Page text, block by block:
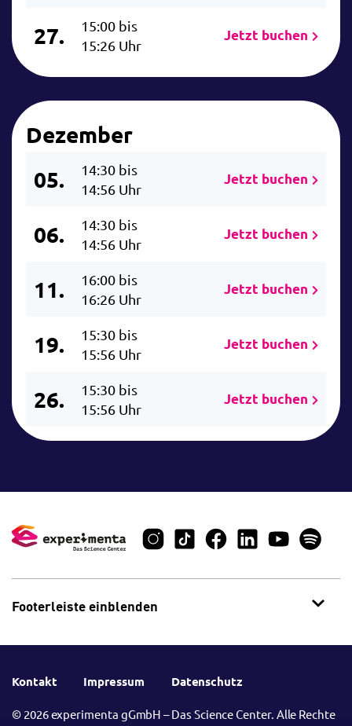
27.
15:00 bis
15:26 Uhr
Jetzt buchen
Dezember
05.
14:30 bis
14:56 Uhr
Jetzt buchen
06.
14:30 bis
14:56 Uhr
Jetzt buchen
11.
16:00 bis
16:26 Uhr
Jetzt buchen
19.
15:30 bis
15:56 Uhr
Jetzt buchen
26.
15:30 bis
15:56 Uhr
Jetzt buchen
Footerleiste einblenden
Kontakt Impressum Datenschutz
© 2026 experimenta gGmbH – Das Science Center. Alle Rechte